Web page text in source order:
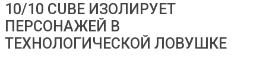
10/10 CUBE ИЗОЛИРУЕТ
ПЕРСОНАЖЕЙ В
ТЕХНОЛОГИЧЕСКОЙ ЛОВУШКЕ